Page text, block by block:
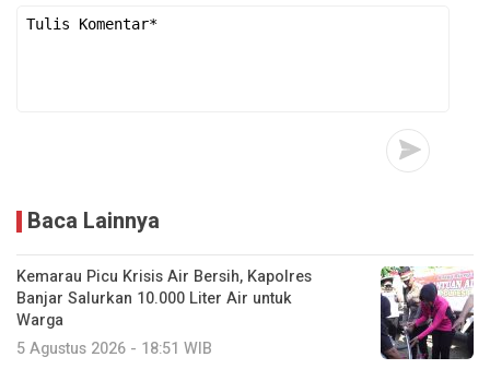
Baca Lainnya
Kemarau Picu Krisis Air Bersih, Kapolres
Banjar Salurkan 10.000 Liter Air untuk
Warga
5 Agustus 2026 - 18:51 WIB